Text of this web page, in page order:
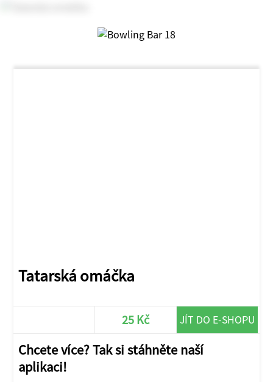
Tatarská omáčka
25 Kč JÍT DO E-SHOPU
Chcete více? Tak si stáhněte naší
aplikaci!